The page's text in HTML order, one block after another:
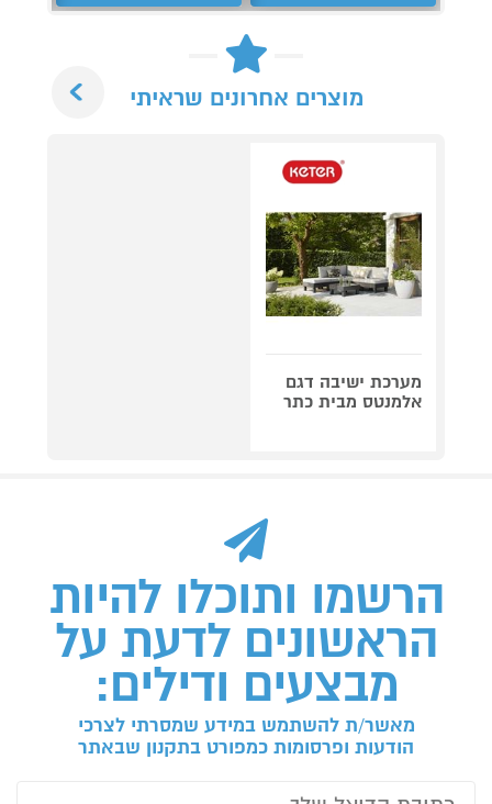
מוצרים אחרונים שראיתי
מערכת ישיבה דגם
אלמנטס מבית כתר
הרשמו ותוכלו להיות
הראשונים לדעת על
מבצעים ודילים:
מאשר/ת להשתמש במידע שמסרתי לצרכי
הודעות ופרסומות כמפורט בתקנון שבאתר